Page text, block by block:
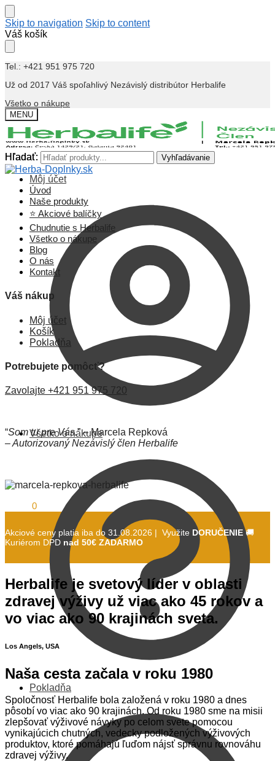
Skip to navigation Skip to content
Váš košík
Tel.: +421 951 975 720
Už od 2017 Váš spoľahlivý Nezávislý distribútor Herbalife
Všetko o nákupe
MENU
Hľadať: Vyhľadávanie
Môj účet
Všetko o nákupe
Pokladňa
Hľadať: Vyhľadávanie
Úvod
Naše produkty
⭐ Akciové balíčky
Chudnutie s Herbalife
Všetko o nákupe
Blog
O nás
Kontakt
Váš nákup
Môj účet
Košík
Pokladňa
Potrebujete pomôcť?
Zavolajte +421 951 975 720
“Som tu pre Vás.” – Marcela Repková
– Autorizovaný Nezávislý člen Herbalife
0
Akciové ceny platia iba do 31.08.2026 | Využite DORUČENIE🚚
Kuriérom DPD nad 50€ ZADARMO
Herbalife je svetový líder v oblasti
zdravej výživy už viac ako 45 rokov a
vo viac ako 90 krajinách sveta.
Los Angels, USA
Naša cesta začala v roku 1980
Spoločnosť Herbalife bola založená v roku 1980 a dnes
pôsobí vo viac ako 90 krajinách. Od roku 1980 sme na misii
zlepšovať výživové návyky po celom svete pomocou
vynikajúcich chutných, vedecky podložených výživových
produktov, ktoré pomáhajú ľuďom nájsť správnu rovnováhu
zdravej výživy.